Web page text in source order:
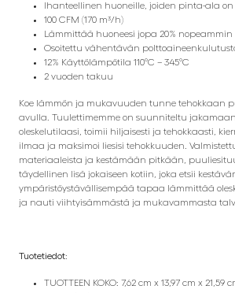
Ihanteellinen huoneille, joiden pinta-ala on
100 CFM (170 m³/h)
Lämmittää huoneesi jopa 20% nopeammin
Osoitettu vähentävän
12% Käyttölämpötila 110°C – 345°C
2 vuoden takuu
Koe lämmön ja mukavuuden tunne tehokkaan
avulla. Tuulettimemme on suunniteltu
oleskelutilaasi, toimii hiljaisesti ja tehokkaasti,
ilmaa ja maksimoi liesisi tehokkuuden.
materiaaleista ja kestämään pitkään,
täydellinen lisä jokaiseen kotiin, joka etsii
ympäristöystävällisempää tapaa lämmittää
ja nauti viihtyisämmästä ja mukavammasta
Tuotetiedot:
TUOTTEEN KOKO: 7,62 cm x 13,97 cm x 21,59